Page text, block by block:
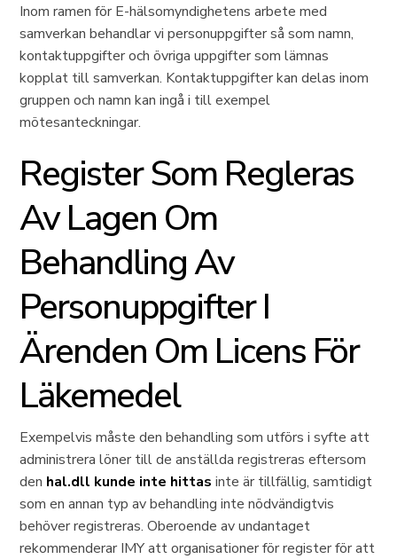
Inom ramen för E-hälsomyndighetens arbete med
samverkan behandlar vi personuppgifter så som namn,
kontaktuppgifter och övriga uppgifter som lämnas
kopplat till samverkan. Kontaktuppgifter kan delas inom
gruppen och namn kan ingå i till exempel
mötesanteckningar.
Register Som Regleras
Av Lagen Om
Behandling Av
Personuppgifter I
Ärenden Om Licens För
Läkemedel
Exempelvis måste den behandling som utförs i syfte att
administrera löner till de anställda registreras eftersom
den hal.dll kunde inte hittas inte är tillfällig, samtidigt
som en annan typ av behandling inte nödvändigtvis
behöver registreras. Oberoende av undantaget
rekommenderar IMY att organisationer för register för att